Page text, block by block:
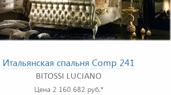
Итальянская спальня Comp 241
BITOSSI LUCIANO
Цена 2 160 682 руб.*